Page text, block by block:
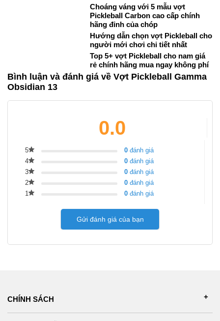
Choáng váng với 5 mẫu vợt
Pickleball Carbon cao cấp chính
hãng đỉnh của chóp
Hướng dẫn chọn vợt Pickleball cho
người mới chơi chi tiết nhất
Top 5+ vợt Pickleball cho nam giá
rẻ chính hãng mua ngay không phí
Bình luận và đánh giá về Vợt Pickleball Gamma
Obsidian 13
0.0
5 0 đánh giá
4
0 đánh giá
3
0 đánh giá
2
0 đánh giá
1
0 đánh giá
Gửi đánh giá của bạn
CHÍNH SÁCH